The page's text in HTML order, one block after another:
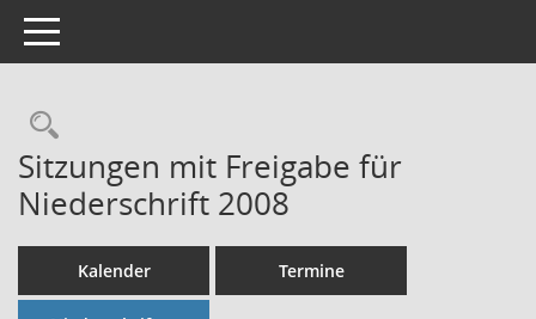
Toggle navigation
Rechercheauswahl
Sitzungen mit Freigabe für
Niederschrift 2008
Kalender Termine